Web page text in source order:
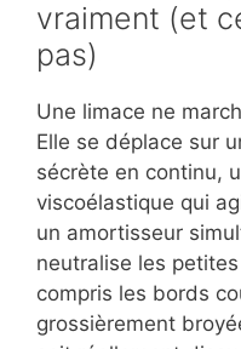
vraiment (et
pas)
Une limace ne
Elle se déplace sur
sécrète en continu,
viscoélastique qui
un amortisseur
neutralise les
compris les bords
grossièrement